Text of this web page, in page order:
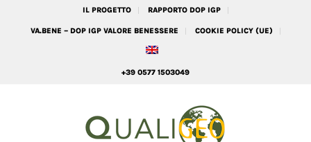
IL PROGETTO RAPPORTO DOP IGP
VA.BENE – DOP IGP VALORE BENESSERE COOKIE POLICY (UE)
+39 0577 1503049